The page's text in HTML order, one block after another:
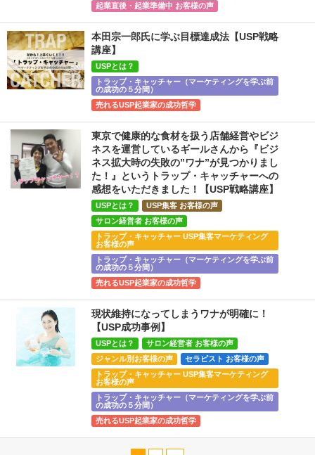
起業直後・起業準備中 お客様の声
本田宗一郎氏に学ぶ目標達成法【USP戦略
講座】
USPとは？
トラップ・キャッチャー（マーケティングを学ぶ前
の成功の５分間）
売れるUSP起業家の成功哲学
東京で健康的な食材を扱う店舗経営やビジ
ネスを運営しているギールさんから『ビジ
ネス拡大時の失敗の”ワナ”が見つかりまし
た！』というトラップ・キャッチャーへの
感想をいただきました！【USP戦略講座】
USPとは？
USP集客 お客様の声
サロン経営者 お客様の声
トラップ・キャッチャー USP集客マーケティング
お客様の声
トラップ・キャッチャー（マーケティングを学ぶ前
の成功の５分間）
売れるUSP起業家の成功哲学
現状維持になってしまうワナが明確に！
【USP成功事例】
USPとは？
サロン経営者 お客様の声
ジャンル別お客様の声
セラピスト お客様の声
トラップ・キャッチャー USP集客マーケティング
お客様の声
トラップ・キャッチャー（マーケティングを学ぶ前
の成功の５分間）
売れるUSP起業家の成功哲学